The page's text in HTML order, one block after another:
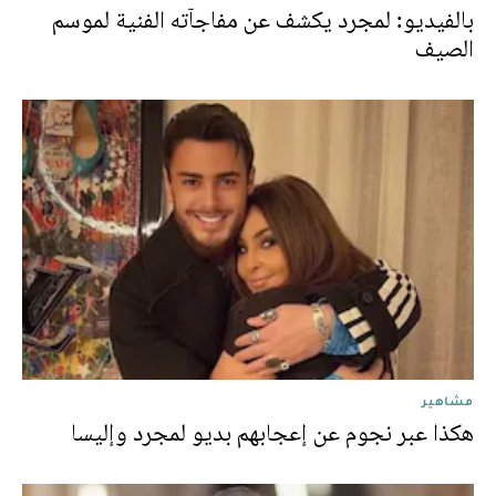
بالفيديو: لمجرد يكشف عن مفاجآته الفنية لموسم
الصيف
مشاهير
هكذا عبر نجوم عن إعجابهم بديو لمجرد وإليسا